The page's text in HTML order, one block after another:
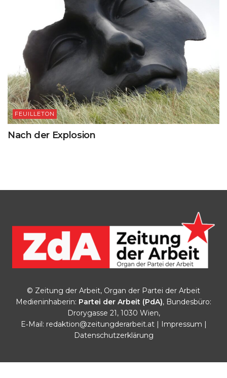
FEUILLETON
Nach der Explosion
© Zeitung der Arbeit, Organ der Partei der Arbeit
Medieninhaberin: Partei der Arbeit (PdA), Bundesbüro:
Drorygasse 21, 1030 Wien,
E‑Mail: redaktion@zeitungderarbeit.at| Impressum |
Datenschutzerklärung